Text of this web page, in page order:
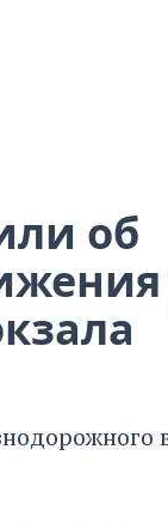
об